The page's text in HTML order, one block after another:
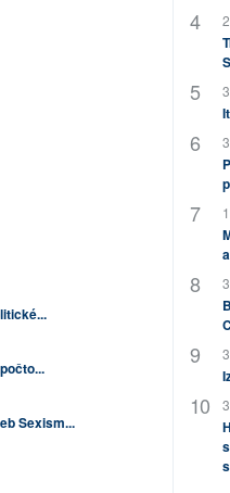
Sexism...